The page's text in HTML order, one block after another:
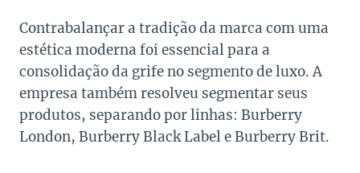
Contrabalançar a tradição da marca com uma
estética moderna foi essencial para a
consolidação da grife no segmento de luxo. A
empresa também resolveu segmentar seus
produtos, separando por linhas: Burberry
London, Burberry Black Label e Burberry Brit.